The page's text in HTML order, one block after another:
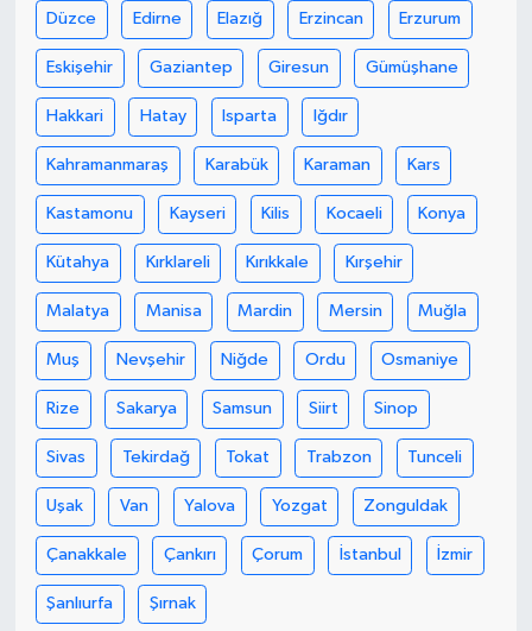
Düzce Edirne Elazığ Erzincan Erzurum
Eskişehir Gaziantep Giresun Gümüşhane
Hakkari Hatay Isparta Iğdır
Kahramanmaraş Karabük Karaman Kars
Kastamonu Kayseri Kilis Kocaeli Konya
Kütahya Kırklareli Kırıkkale Kırşehir
Malatya Manisa Mardin Mersin Muğla
Muş Nevşehir Niğde Ordu Osmaniye
Rize Sakarya Samsun Siirt Sinop
Sivas Tekirdağ Tokat Trabzon Tunceli
Uşak Van Yalova Yozgat Zonguldak
Çanakkale Çankırı Çorum İstanbul İzmir
Şanlıurfa Şırnak